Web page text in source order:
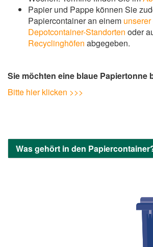
Papier und Pappe können Sie
Papiercontainer an einem
Depotcontainer-Standorten oder
Recyclinghöfen abgegeben.
Sie möchten eine blaue Papiertonne
Bitte hier klicken >>>
Was gehört in den